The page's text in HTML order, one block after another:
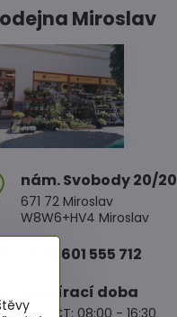
Miroslav
nám​. Svobody 20/20
671 72 Miroslav
W8W6+HV4 Miroslav
+420 601 555 712
Otevírací doba